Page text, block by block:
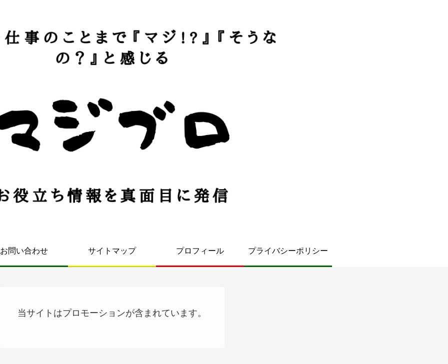
お問い合わせ サイトマップ プロフィール プライバシーポリシー
当サイトはプロモーションが含まれています。